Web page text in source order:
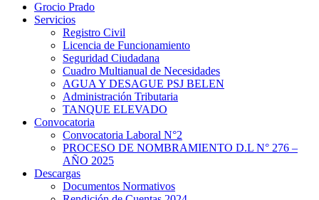
Grocio Prado
Servicios
Registro Civil
Licencia de Funcionamiento
Seguridad Ciudadana
Cuadro Multianual de Necesidades
AGUA Y DESAGUE PSJ BELEN
Administración Tributaria
TANQUE ELEVADO
Convocatoria
Convocatoria Laboral N°2
PROCESO DE NOMBRAMIENTO D.L N° 276 –
AÑO 2025
Descargas
Documentos Normativos